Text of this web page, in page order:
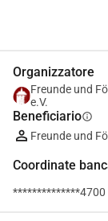
Organizzatore
Freunde und
e.V.
Beneficiarioinfo
Freunde und
Coordinate
**************4700